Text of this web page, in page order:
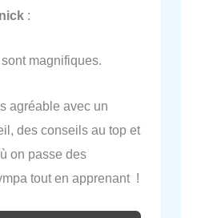
:
magnifiques.
agréable avec un
des conseils au top et
on passe des
tout en apprenant !